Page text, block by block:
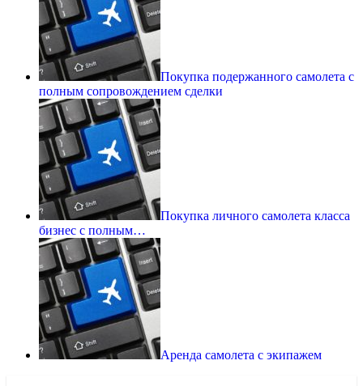
Покупка подержанного самолета с
полным сопровождением сделки
Покупка личного самолета класса
бизнес с полным…
Аренда самолета с экипажем